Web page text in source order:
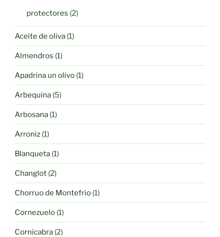
protectores 22
productos
Aceite de oliva 11
producto
Almendros 11
producto
Apadrina un olivo 11
producto
Arbequina 55
productos
Arbosana 11
producto
Arroniz 11
producto
Blanqueta 11
producto
Changlot 22
productos
Chorruo de Montefrio 11
producto
Cornezuelo 11
producto
Cornicabra 22